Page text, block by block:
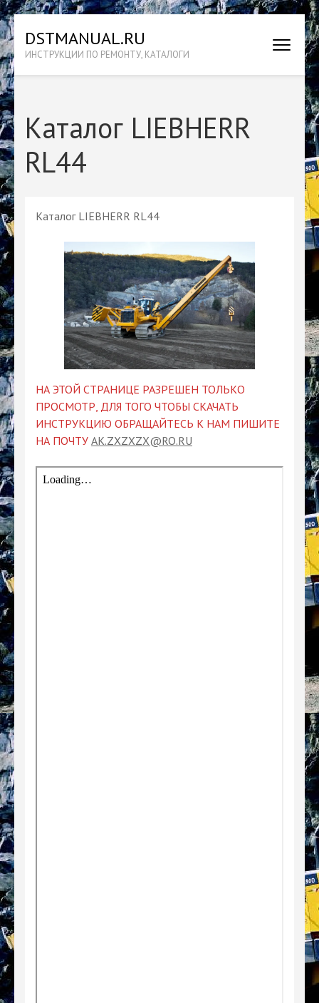
Перейти
к
содержимому
(нажмите
Enter)
DSTMANUAL.RU
ИНСТРУКЦИИ ПО РЕМОНТУ, КАТАЛОГИ
Каталог LIEBHERR
RL44
Каталог LIEBHERR RL44
НА ЭТОЙ СТРАНИЦЕ РАЗРЕШЕН ТОЛЬКО
ПРОСМОТР, ДЛЯ ТОГО ЧТОБЫ СКАЧАТЬ
ИНСТРУКЦИЮ ОБРАЩАЙТЕСЬ К НАМ ПИШИТЕ
НА ПОЧТУ AK.ZXZXZX@RO.RU